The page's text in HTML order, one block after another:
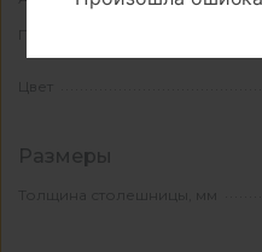
Цвет
Размеры
Толщина столешницы, мм